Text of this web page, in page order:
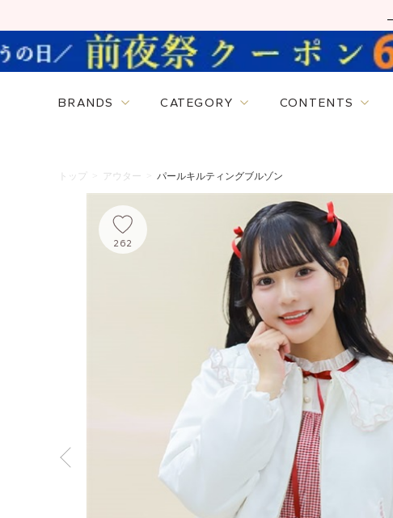
BRANDS CATEGORY CONTENTS
トップ > アウター > パールキルティングブルゾン
262